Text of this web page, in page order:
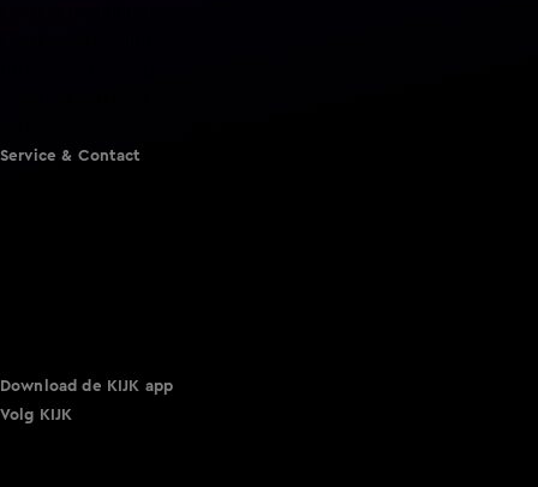
Service & Contact
Download de KIJK app
Volg KIJK